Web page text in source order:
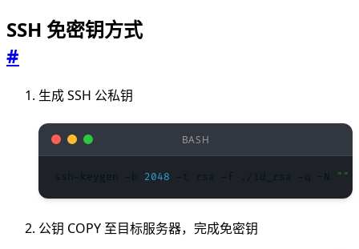
SSH 免密钥方式
#
生成 SSH 公私钥
ssh-keygen -b 2048 -t rsa -f ./id_rsa -q -N ""
公钥 COPY 至目标服务器，完成免密钥